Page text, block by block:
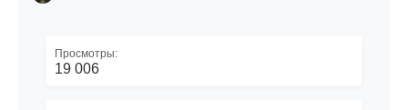
Просмотры:
19 006